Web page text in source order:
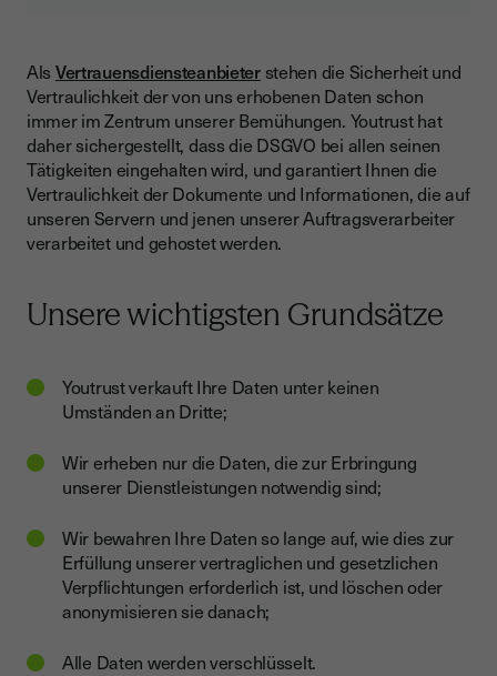
Als Vertrauensdiensteanbieterstehen die Sicherheit und
Vertraulichkeit der von uns erhobenen Daten schon
immer im Zentrum unserer Bemühungen. Youtrust hat
daher sichergestellt, dass die DSGVO bei allen seinen
Tätigkeiten eingehalten wird, und garantiert Ihnen die
Vertraulichkeit der Dokumente und Informationen, die auf
unseren Servern und jenen unserer Auftragsverarbeiter
verarbeitet und gehostet werden.
Unsere wichtigsten Grundsätze
Youtrust verkauft Ihre Daten unter keinen
Umständen an Dritte;
Wir erheben nur die Daten, die zur Erbringung
unserer Dienstleistungen notwendig sind;
Wir bewahren Ihre Daten so lange auf, wie dies zur
Erfüllung unserer vertraglichen und gesetzlichen
Verpflichtungen erforderlich ist, und löschen oder
anonymisieren sie danach;
Alle Daten werden verschlüsselt.